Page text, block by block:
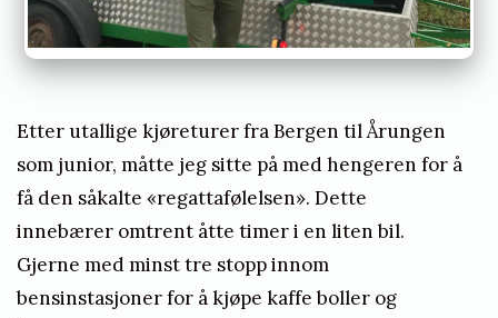
Etter utallige kjøreturer fra Bergen til Årungen
som junior, måtte jeg sitte på med hengeren for å
få den såkalte «regattafølelsen». Dette
innebærer omtrent åtte timer i en liten bil.
Gjerne med minst tre stopp innom
bensinstasjoner for å kjøpe kaffe boller og